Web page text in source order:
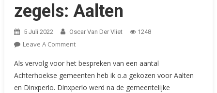
zegels: Aalten
5 Juli 2022 Oscar Van Der Vliet 1248
Leave A CommentOn
Uw
Gemeentelijke
Zegels:
Als vervolg voor het bespreken van een aantal
Achterhoekse gemeenten heb ik o.a gekozen voor Aalten
en Dinxperlo. Dinxperlo werd na de gemeentelijke